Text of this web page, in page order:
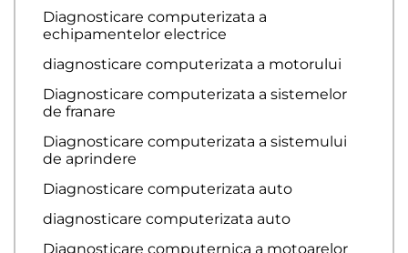
Diagnosticare computerizata a
echipamentelor electrice
diagnosticare computerizata a motorului
Diagnosticare computerizata a sistemelor
de franare
Diagnosticare computerizata a sistemului
de aprindere
Diagnosticare computerizata auto
diagnosticare computerizata auto
Diagnosticare computernica a motoarelor